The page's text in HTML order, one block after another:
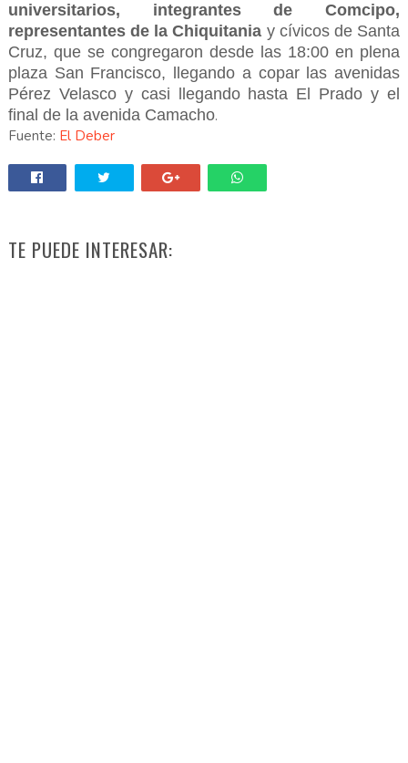
universitarios, integrantes de Comcipo,
representantes de la Chiquitania y cívicos de Santa
Cruz, que se congregaron desde las 18:00 en plena
plaza San Francisco, llegando a copar las avenidas
Pérez Velasco y casi llegando hasta El Prado y el
final de la avenida Camacho.
Fuente: El Deber
TE PUEDE INTERESAR: